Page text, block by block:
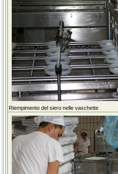
Riempimento del siero nelle vaschette